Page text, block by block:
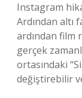
Instagram
Ardından altı
ardından film
gerçek
ortasındaki
değiştirebilir